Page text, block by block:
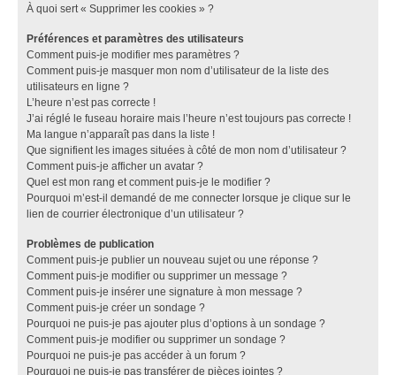
À quoi sert « Supprimer les cookies » ?
Préférences et paramètres des utilisateurs
Comment puis-je modifier mes paramètres ?
Comment puis-je masquer mon nom d’utilisateur de la liste des
utilisateurs en ligne ?
L’heure n’est pas correcte !
J’ai réglé le fuseau horaire mais l’heure n’est toujours pas correcte !
Ma langue n’apparaît pas dans la liste !
Que signifient les images situées à côté de mon nom d’utilisateur ?
Comment puis-je afficher un avatar ?
Quel est mon rang et comment puis-je le modifier ?
Pourquoi m’est-il demandé de me connecter lorsque je clique sur le
lien de courrier électronique d’un utilisateur ?
Problèmes de publication
Comment puis-je publier un nouveau sujet ou une réponse ?
Comment puis-je modifier ou supprimer un message ?
Comment puis-je insérer une signature à mon message ?
Comment puis-je créer un sondage ?
Pourquoi ne puis-je pas ajouter plus d’options à un sondage ?
Comment puis-je modifier ou supprimer un sondage ?
Pourquoi ne puis-je pas accéder à un forum ?
Pourquoi ne puis-je pas transférer de pièces jointes ?